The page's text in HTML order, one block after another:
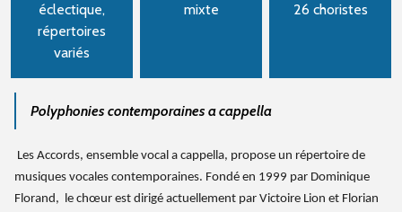
éclectique,
répertoires
variés
mixte 26 choristes
Polyphonies contemporaines a cappella
Les Accords, ensemble vocal a cappella, propose un répertoire de
musiques vocales contemporaines. Fondé en 1999 par Dominique
Florand, le chœur est dirigé actuellement par Victoire Lion et Florian